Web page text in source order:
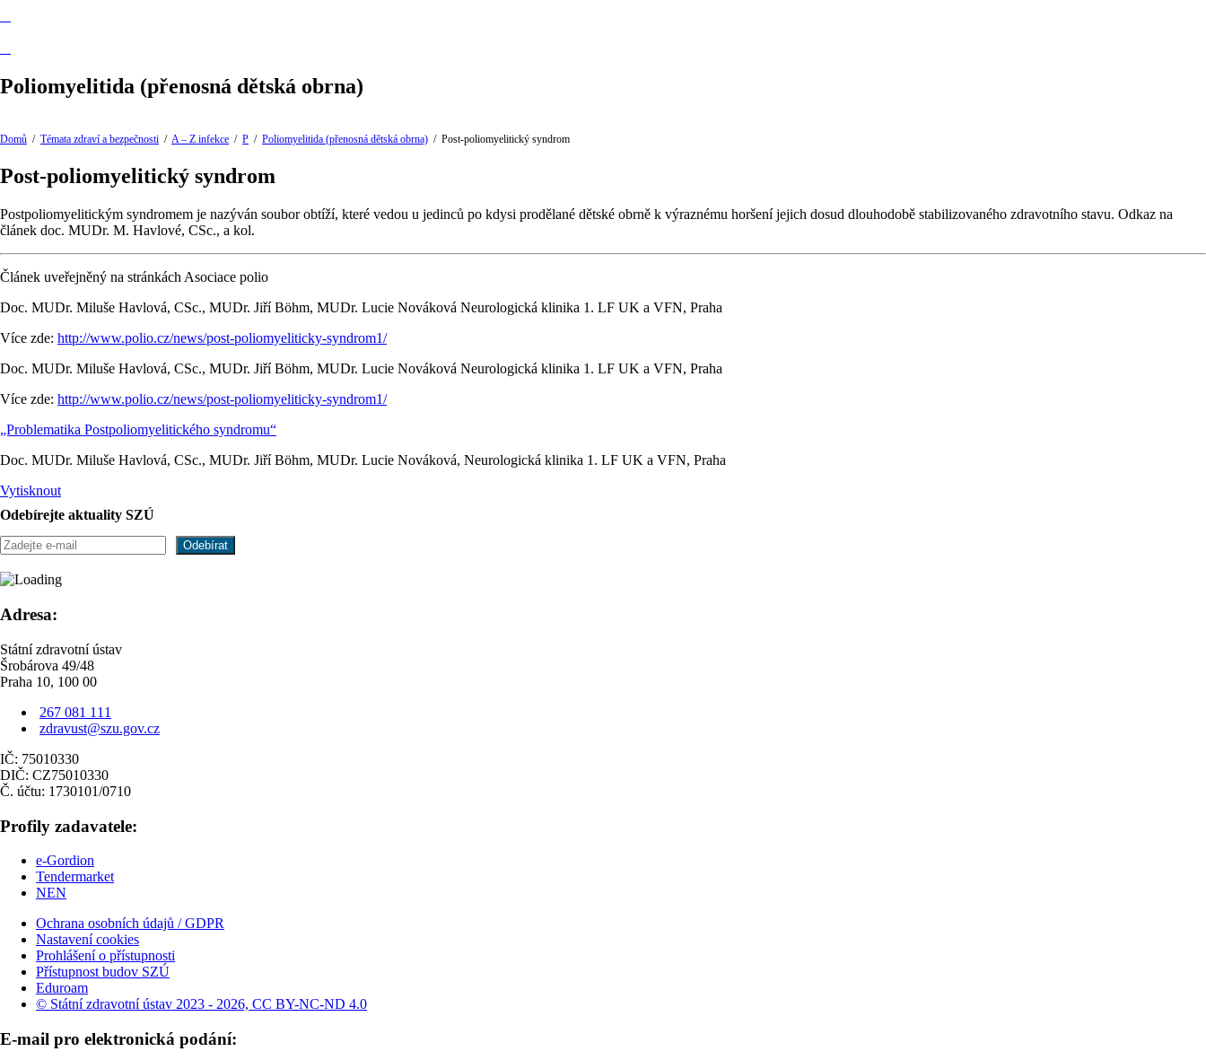
Poliomyelitida (přenosná dětská obrna)
Domů / Témata zdraví a bezpečnosti / A – Z infekce / P / Poliomyelitida (přenosná dětská obrna) / Post-poliomyelitický syndrom
Post-poliomyelitický syndrom
Postpoliomyelitickým syndromem je nazýván soubor obtíží, které vedou u jedinců po kdysi prodělané dětské obrně k výraznému horšení jejich dosud dlouhodobě stabilizovaného zdravotního stavu. Odkaz na
článek doc. MUDr. M. Havlové, CSc., a kol.
Článek uveřejněný na stránkách Asociace polio
Doc. MUDr. Miluše Havlová, CSc., MUDr. Jiří Böhm, MUDr. Lucie Nováková Neurologická klinika 1. LF UK a VFN, Praha
Více zde: http://www.polio.cz/news/post-poliomyeliticky-syndrom1/
Doc. MUDr. Miluše Havlová, CSc., MUDr. Jiří Böhm, MUDr. Lucie Nováková Neurologická klinika 1. LF UK a VFN, Praha
Více zde: http://www.polio.cz/news/post-poliomyeliticky-syndrom1/
„Problematika Postpoliomyelitického syndromu“
Doc. MUDr. Miluše Havlová, CSc., MUDr. Jiří Böhm, MUDr. Lucie Nováková, Neurologická klinika 1. LF UK a VFN, Praha
Vytisknout
Odebírejte aktuality SZÚ
Adresa:
Státní zdravotní ústav
Šrobárova 49/48
Praha 10, 100 00
267 081 111
zdravust@szu.gov.cz
IČ: 75010330
DIČ: CZ75010330
Č. účtu: 1730101/0710
Profily zadavatele:
e-Gordion
Tendermarket
NEN
Ochrana osobních údajů / GDPR
Nastavení cookies
Prohlášení o přístupnosti
Přístupnost budov SZÚ
Eduroam
© Státní zdravotní ústav 2023 - 2026, CC BY-NC-ND 4.0
E-mail pro elektronická podání: